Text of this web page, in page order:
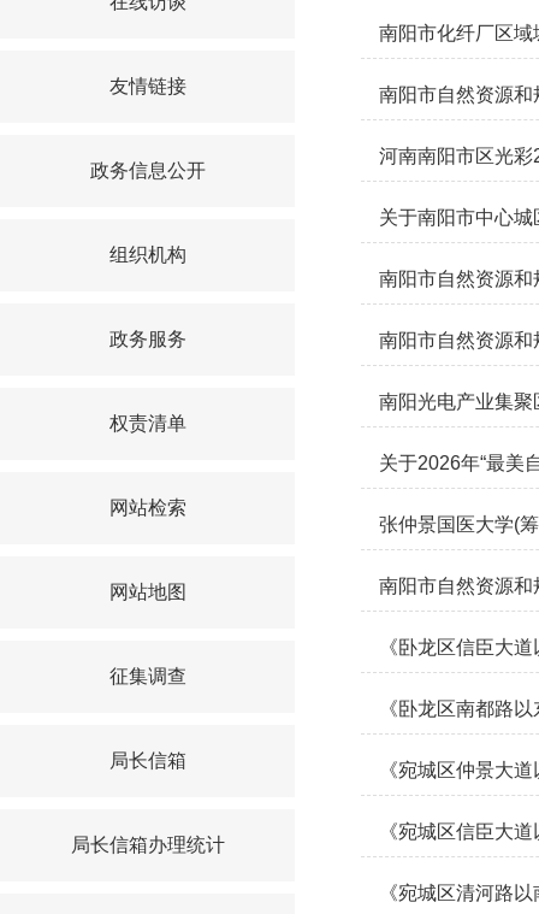
友情链接
政务信息公开
组织机构
政务服务
权责清单
网站检索
网站地图
征集调查
局长信箱
局长信箱办理统计
南阳市化纤厂区
南阳市自然资源
河南南阳市区光
关于南阳市中心
南阳市自然资源
南阳市自然资源
南阳光电产业集
关于2026年“最美
张仲景国医大学(
南阳市自然资源
《卧龙区信臣大
《卧龙区南都路
《宛城区仲景大
《宛城区信臣大
《宛城区清河路